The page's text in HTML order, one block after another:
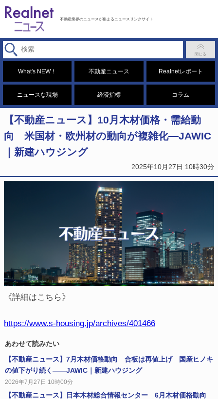
不動産業界のニュースが集まるニュースリンクサイト
What's NEW！ 不動産ニュース Realnetレポート
ニュースな現場 経済指標 コラム
【不動産ニュース】10月木材価格・需給動
向 米国材・欧州材の動向が複雑化―JAWIC
｜新建ハウジング
2025年10月27日 10時30分
《詳細はこちら》
https://www.s-housing.jp/archives/401466
あわせて読みたい
【不動産ニュース】7月木材価格動向 合板は再値上げ 国産ヒノキ
の値下がり続く――JAWIC｜新建ハウジング
2026年7月27日 10時00分
【不動産ニュース】日本木材総合情報センター 6月木材価格動向